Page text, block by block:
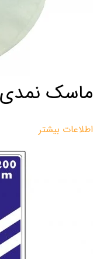
ماسک
اطلاعات بیشتر